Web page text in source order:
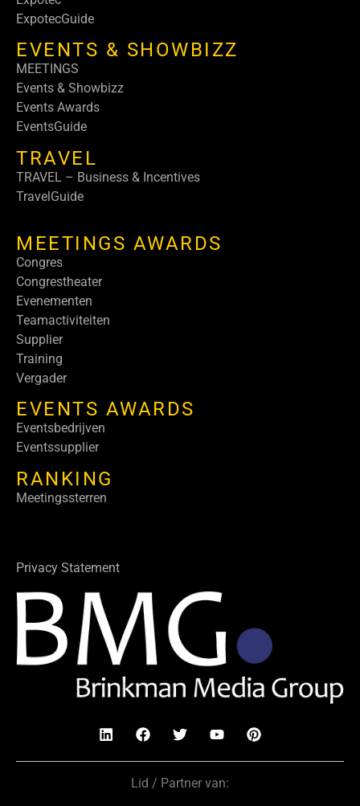
ExpotecGuide
EVENTS & SHOWBIZZ
MEETINGS
Events & Showbizz
Events Awards
EventsGuide
TRAVEL
TRAVEL – Business & Incentives
TravelGuide
MEETINGS AWARDS
Congres
Congrestheater
Evenementen
Teamactiviteiten
Supplier
Training
Vergader
EVENTS AWARDS
Eventsbedrijven
Eventssupplier
RANKING
Meetingssterren
Privacy Statement
Lid / Partner van: